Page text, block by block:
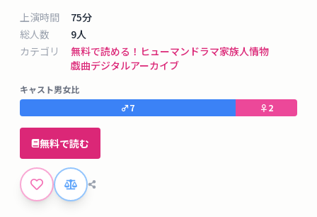
タ
ベ
ス
掲
示
板
ツ
上演時間
75分
総人数
9人
カテゴリ
無料で読める！ ヒューマンドラマ家族人情物
戯曲デジタルアーカイブ
キャスト男女比
♂7 ♀2
無料で読む